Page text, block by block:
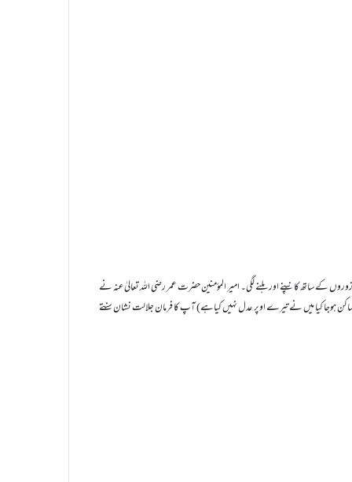
زوروں کے ساتھ کانپنے اورہلنے لگی۔ امیر المؤمنین حضرت عمر رضی اللہ تعالیٰ عنہ نے
ہوجا کیا میں نے تیرے اوپر عدل نہیں کیاہے) آپ کا فرمان جلالت نشان سنتے